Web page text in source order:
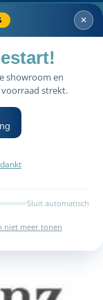
✕
showroom en
strekt.
Sluit automatisch
niet meer tonen